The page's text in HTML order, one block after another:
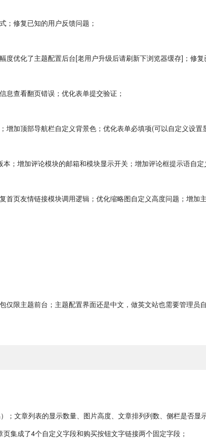
；修复已知的用户反馈问题；
优化了主题配置后台[老用户升级后请刷新下浏览器缓存]；修复
查看翻页错误；优化表单提交验证；
加顶部导航栏自定义背景色；优化表单必填项(可以自定义设置
；增加评论模块的邮箱和模块显示开关；增加评论框提示语自定
页友情链接模块调用逻辑；优化缩略图自定义高度问题；增加
仅限主题前台；主题配置界面还是中文，做英文站也需要管理
；文章列表的显示数量、图片高度、文章排列列数、侧栏是否显
集成了4个自定义字段和购买按钮文字链接两个固定字段；